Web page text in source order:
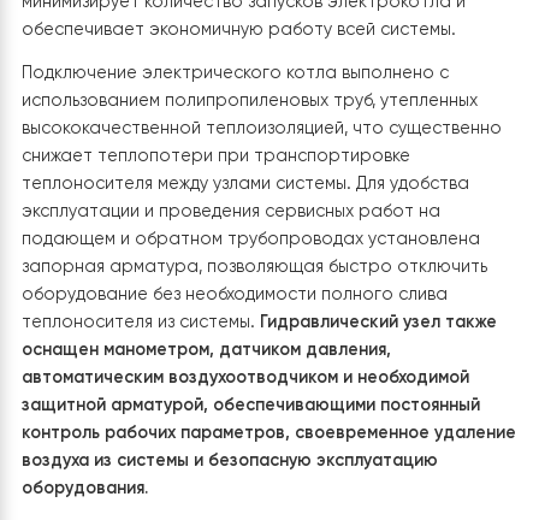
Из буферной емкости тепло подается в два
отопления – теплый пол первого этажа и
радиаторы второго этажа.
Электрокотел встроен в обратный контур
где он выполняет две функции:
Поддерживает циркуляцию теплоносителя
обеспечивая стабильный сгусток в системе
даже в моменты, когда компрессор
насоса не работает.
Автоматически включается при понижении
температуры ниже заданного минимума
выполняя функцию резервного источника
тепла.